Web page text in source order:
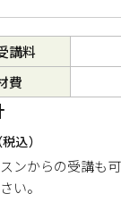
講料
費
税込）
ンからの受講も可
い。